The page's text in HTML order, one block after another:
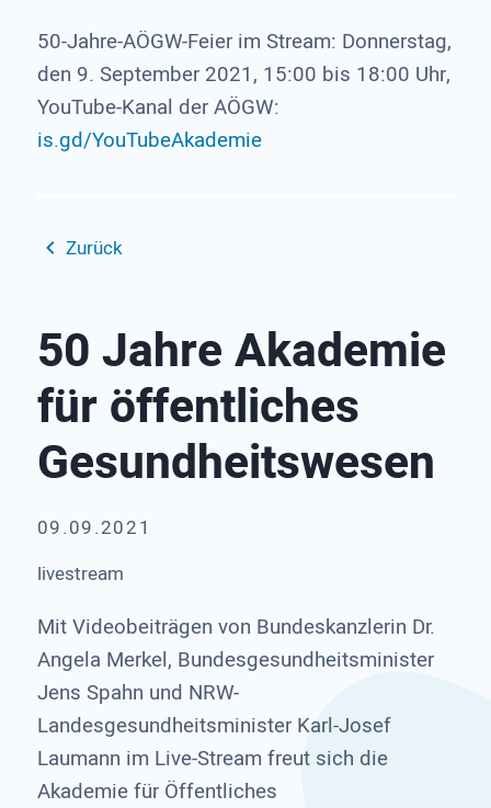
50-Jahre-AÖGW-Feier im Stream: Donnerstag,
den 9. September 2021, 15:00 bis 18:00 Uhr,
YouTube-Kanal der AÖGW:
is.gd/YouTubeAkademie
Zurück
50 Jahre Akademie
für öffentliches
Gesundheitswesen
09.09.2021
livestream
Mit Videobeiträgen von Bundeskanzlerin Dr.
Angela Merkel, Bundesgesundheitsminister
Jens Spahn und NRW-
Landesgesundheitsminister Karl-Josef
Laumann im Live-Stream freut sich die
Akademie für Öffentliches